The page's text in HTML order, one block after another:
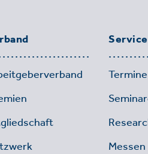
Service
Termine
Messen